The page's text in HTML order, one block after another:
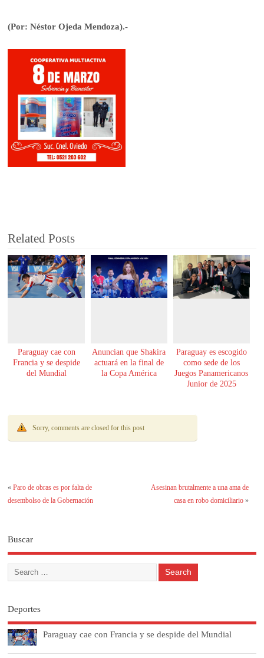
(Por: Néstor Ojeda Mendoza).-
Related Posts
Paraguay cae con
Francia y se despide
del Mundial
Anuncian que Shakira
actuará en la final de
la Copa América
Paraguay es escogido
como sede de los
Juegos Panamericanos
Junior de 2025
Sorry, comments are closed for this post
«Paro de obras es por falta de
desembolso de la Gobernación
Asesinan brutalmente a una ama de
casa en robo domiciliario»
Buscar
Deportes
Paraguay cae con Francia y se despide del Mundial